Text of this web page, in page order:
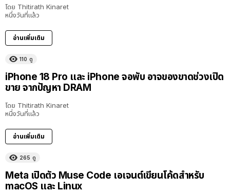
โดย Thitirath Kinaret
หนึ่งวันที่แล้ว
อ่านเพิ่มเติม
110 ดู
iPhone 18 Pro และ iPhone จอพับ อาจของขาดช่วงเปิด
ขาย จากปัญหา DRAM
โดย Thitirath Kinaret
หนึ่งวันที่แล้ว
อ่านเพิ่มเติม
265 ดู
Meta เปิดตัว Muse Code เอเจนต์เขียนโค้ดสำหรับ
macOS และ Linux